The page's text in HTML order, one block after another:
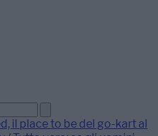
il place to be del go-kart al